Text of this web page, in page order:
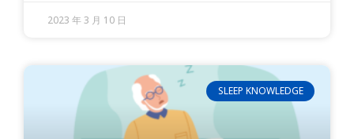
2023 年 3 月 10 日
SLEEP KNOWLEDGE